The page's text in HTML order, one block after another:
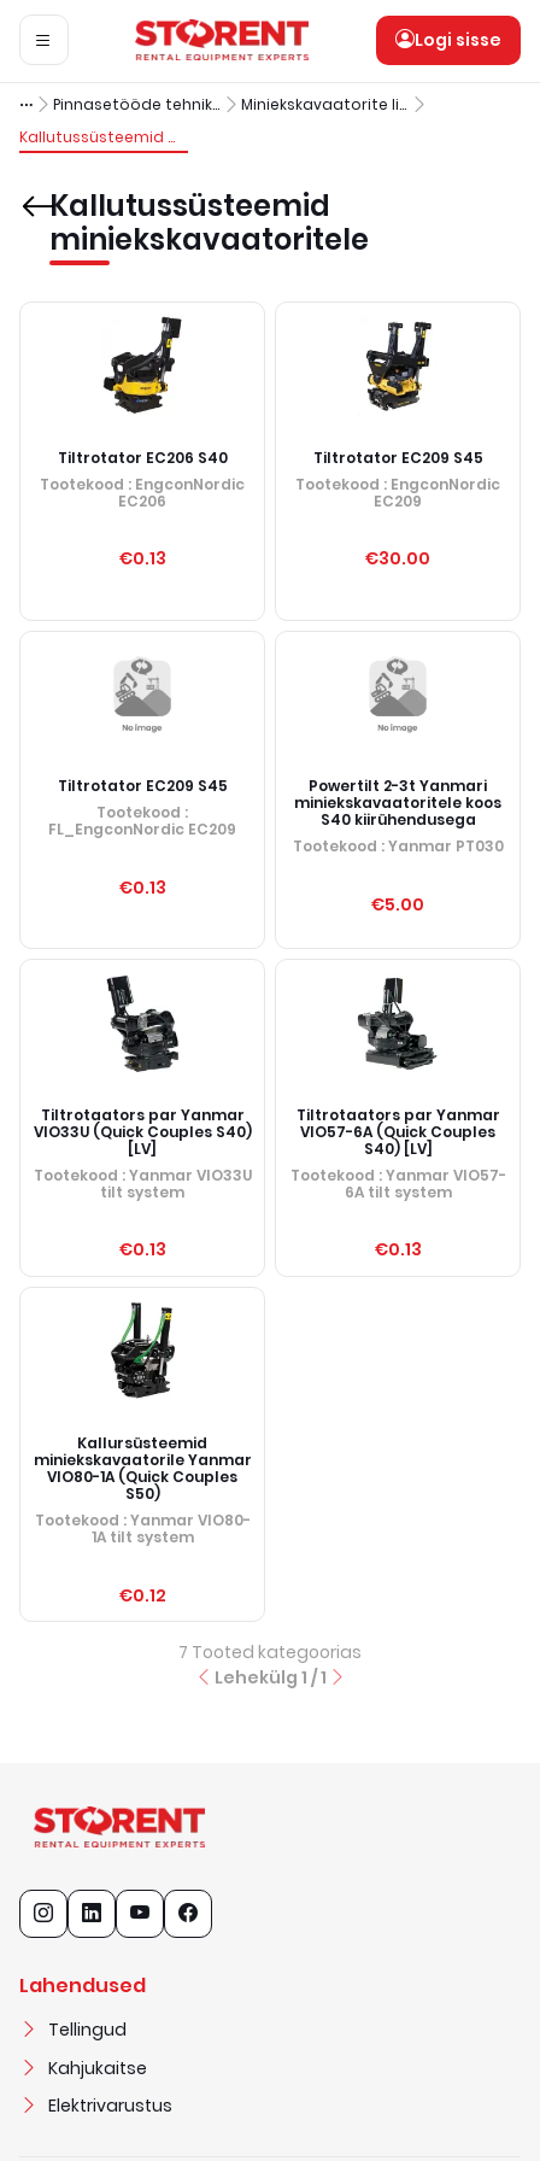
Logi sisse
Pinnasetööde tehnika
Miniekskavaatorite lisavarustus
Kallutussüsteemid miniekskavaatoritele
Kallutussüsteemid
miniekskavaatoritele
Tiltrotator EC206 S40
Tootekood : EngconNordic
EC206
€0.13
Tiltrotator EC209 S45
Tootekood : EngconNordic
EC209
€30.00
Tiltrotator EC209 S45
Tootekood :
FL_EngconNordic EC209
€0.13
Powertilt 2-3t Yanmari
miniekskavaatoritele koos
S40 kiirühendusega
Tootekood : Yanmar PT030
€5.00
Tiltrotaators par Yanmar
VIO33U (Quick Couples S40)
[LV]
Tootekood : Yanmar VIO33U
tilt system
€0.13
Tiltrotaators par Yanmar
VIO57-6A (Quick Couples
S40) [LV]
Tootekood : Yanmar VIO57-
6A tilt system
€0.13
Kallursüsteemid
miniekskavaatorile Yanmar
VIO80-1A (Quick Couples
S50)
Tootekood : Yanmar VIO80-
1A tilt system
€0.12
7 Tooted kategoorias
Lehekülg 1 /1
Lahendused
Tellingud
Kahjukaitse
Elektrivarustus